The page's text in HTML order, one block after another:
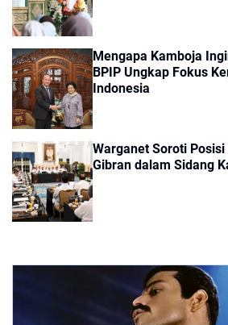
Mengapa Kamboja
BPIP Ungkap Fokus
Indonesia
Warganet Soroti
Gibran dalam Sidang